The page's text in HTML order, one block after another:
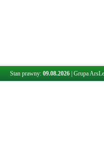
Stan prawny: 09.08.2026 Grupa